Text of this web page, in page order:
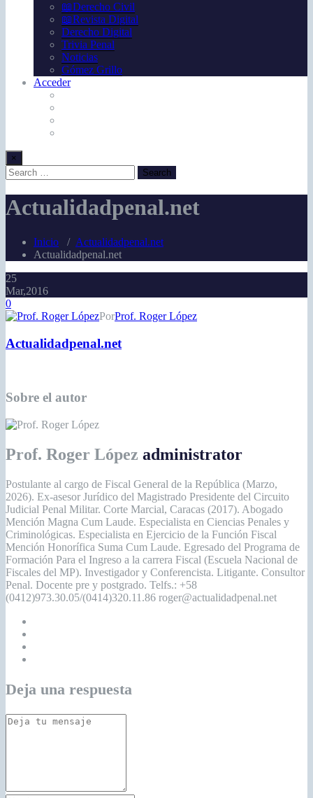
📖Derecho Civil
📖Revista Digital
Derecho Digital
Trivia Penal
Noticias
Gómez Grillo
Acceder
×
Actualidadpenal.net
Inicio / Actualidadpenal.net
Actualidadpenal.net
25
Mar,2016
0
PorProf. Roger López
Actualidadpenal.net
Sobre el autor
Prof. Roger López administrator
Postulante al cargo de Fiscal General de la República (Marzo,
2026). Ex-asesor Jurídico del Magistrado Presidente del Circuito
Judicial Penal Militar. Corte Marcial, Caracas (2017). Abogado
Mención Magna Cum Laude. Especialista en Ciencias Penales y
Criminológicas. Especialista en Ejercicio de la Función Fiscal
Mención Honorífica Suma Cum Laude. Egresado del Programa de
Formación Para el Ingreso a la carrera Fiscal (Escuela Nacional de
Fiscales del MP). Investigador y Conferencista. Litigante. Consultor
Penal. Docente pre y postgrado. Telfs.: +58
(0412)973.30.05/(0414)320.11.86 roger@actualidadpenal.net
Deja una respuesta